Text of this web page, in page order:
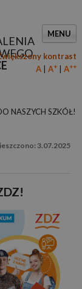
MENU
kontrast
A
A+ A++
NASZYCH SZKÓŁ!
3.07.2025